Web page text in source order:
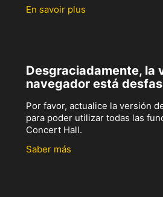
En savoir plus
Desgraciadamente, la
navegador está
Por favor, actualice la versión
para poder utilizar todas las
Concert Hall.
Saber más